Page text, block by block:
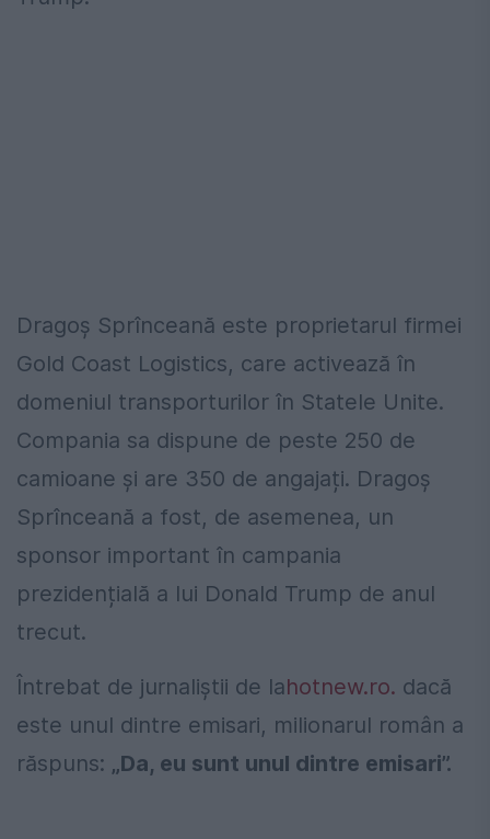
Dragoș Sprînceană este proprietarul firmei
Gold Coast Logistics, care activează în
domeniul transporturilor în Statele Unite.
Compania sa dispune de peste 250 de
camioane și are 350 de angajați. Dragoș
Sprînceană a fost, de asemenea, un
sponsor important în campania
prezidențială a lui Donald Trump de anul
trecut.
Întrebat de jurnaliștii de lahotnew.ro. dacă
este unul dintre emisari, milionarul român a
răspuns: „Da, eu sunt unul dintre emisari”.